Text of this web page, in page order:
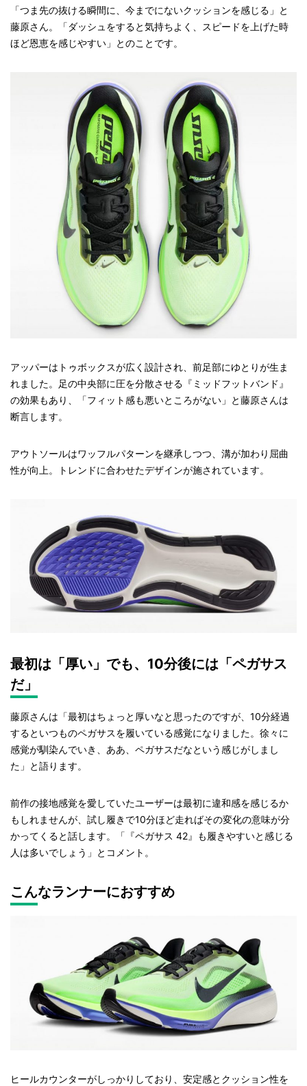
「つま先の抜ける瞬間に、今までにないクッションを感じる」と
藤原さん。「ダッシュをすると気持ちよく、スピードを上げた時
ほど恩恵を感じやすい」とのことです。
アッパーはトゥボックスが広く設計され、前足部にゆとりが生ま
れました。足の中央部に圧を分散させる『ミッドフットバンド』
の効果もあり、「フィット感も悪いところがない」と藤原さんは
断言します。
アウトソールはワッフルパターンを継承しつつ、溝が加わり屈曲
性が向上。トレンドに合わせたデザインが施されています。
最初は「厚い」でも、10分後には「ペガサス
だ」
藤原さんは「最初はちょっと厚いなと思ったのですが、10分経過
するといつものペガサスを履いている感覚になりました。徐々に
感覚が馴染んでいき、ああ、ペガサスだなという感じがしまし
た」と語ります。
前作の接地感覚を愛していたユーザーは最初に違和感を感じるか
もしれませんが、試し履きで10分ほど走ればその変化の意味が分
かってくると話します。「『ペガサス 42』も履きやすいと感じる
人は多いでしょう」とコメント。
こんなランナーにおすすめ
ヒールカウンターがしっかりしており、安定感とクッション性を